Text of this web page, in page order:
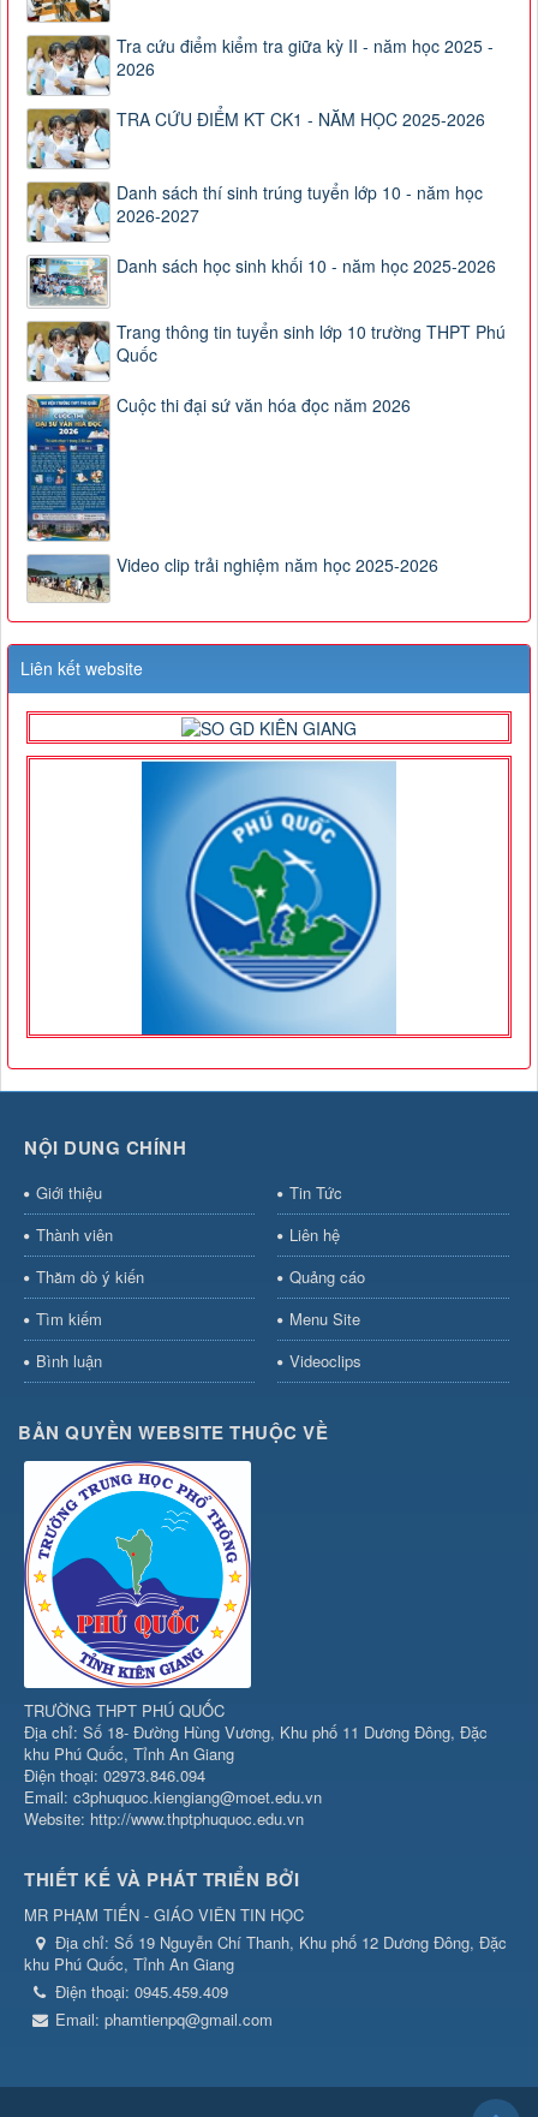
Tra cứu điểm kiểm tra giữa kỳ II - năm học 2025 -
2026
TRA CỨU ĐIỂM KT CK1 - NĂM HỌC 2025-2026
Danh sách thí sinh trúng tuyển lớp 10 - năm học
2026-2027
Danh sách học sinh khối 10 - năm học 2025-2026
Trang thông tin tuyển sinh lớp 10 trường THPT Phú
Quốc
Cuộc thi đại sứ văn hóa đọc năm 2026
Video clip trải nghiệm năm học 2025-2026
Liên kết website
NỘI DUNG CHÍNH
Giới thiệu
Tin Tức
Thành viên
Liên hệ
Thăm dò ý kiến
Quảng cáo
Tìm kiếm
Menu Site
Bình luận
Videoclips
BẢN QUYỀN WEBSITE THUỘC VỀ
TRƯỜNG THPT PHÚ QUỐC
Địa chỉ: Số 18- Đường Hùng Vương, Khu phố 11 Dương Đông, Đặc
khu Phú Quốc, Tỉnh An Giang
Điện thoại: 02973.846.094
Email: c3phuquoc.kiengiang@moet.edu.vn
Website: http://www.thptphuquoc.edu.vn
THIẾT KẾ VÀ PHÁT TRIỂN BỞI
MR PHẠM TIẾN - GIÁO VIÊN TIN HỌC
Địa chỉ: Số 19 Nguyễn Chí Thanh, Khu phố 12 Dương Đông, Đặc
khu Phú Quốc, Tỉnh An Giang
Điện thoại: 0945.459.409
Email: phamtienpq@gmail.com